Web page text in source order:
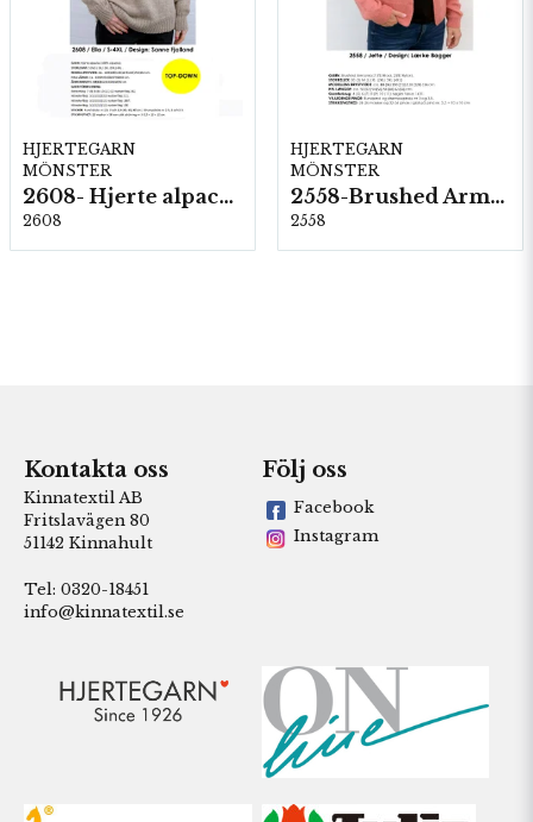
HJERTEGARN
MÖNSTER
2608- Hjerte alpacka
2608
HJERTEGARN
MÖNSTER
2558-Brushed Armonia
2558
Kontakta oss
Kinnatextil AB
Fritslavägen 80
51142 Kinnahult
Tel: 0320-18451
info@kinnatextil.se
Följ oss
Facebook
Instagram